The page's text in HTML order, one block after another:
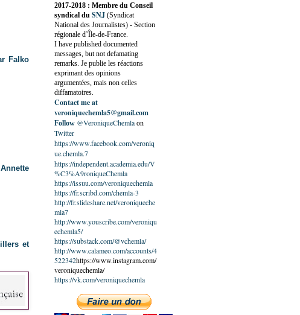
Falko
et
2017-2018 : Membre du Conseil
syndical du SNJ (Syndicat
National des Journalistes) - Section
régionale d’Île-de-France.
I have published documented
messages, but not defamating
remarks. Je publie les réactions
exprimant des opinions
argumentées, mais non celles
diffamatoires.
Contact me at
veroniquechemla5@gmail.com
Follow @VeroniqueChemlaon
Twitter
https://www.facebook.com/veroniq
ue.chemla.7
https://independent.academia.edu/V
%C3%A9roniqueChemla
https://issuu.com/veroniquechemla
https://fr.scribd.com/chemla-3
http://fr.slideshare.net/veroniqueche
mla7
http://www.youscribe.com/veroniqu
echemla5/
https://substack.com/@vchemla/
http://www.calameo.com/accounts/4
522342https://www.instagram.com/
veroniquechemla/
https://vk.com/veroniquechemla